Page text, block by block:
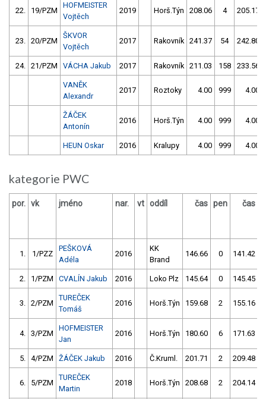
22. 19/PZM
HOFMEISTER
Vojtěch
2019 Horš.Týn 208.06 4 205.17
23. 20/PZM
ŠKVOR
Vojtěch
2017 Rakovník 241.37 54 242.80
24. 21/PZM VÁCHA Jakub 2017 Rakovník 211.03 158 233.56
VANĚK
Alexandr
2017 Roztoky 4.00 999 4.00
ŽÁČEK
Antonín
2016 Horš.Týn 4.00 999 4.00
HEUN Oskar 2016 Kralupy 4.00 999 4.00
kategorie PWC
por. vk jméno nar. vt oddíl čas pen čas
1. 1/PZZ
PEŠKOVÁ
Adéla
2016
KK
Brand
146.66 0 141.42
2. 1/PZM CVALÍN Jakub 2016 Loko Plz 145.64 0 145.45
3. 2/PZM
TUREČEK
Tomáš
2016 Horš.Týn 159.68 2 155.16
4. 3/PZM
HOFMEISTER
Jan
2016 Horš.Týn 180.60 6 171.63
5. 4/PZM ŽÁČEK Jakub 2016 Č.Kruml. 201.71 2 209.48
6. 5/PZM
TUREČEK
Martin
2018 Horš.Týn 208.68 2 204.14